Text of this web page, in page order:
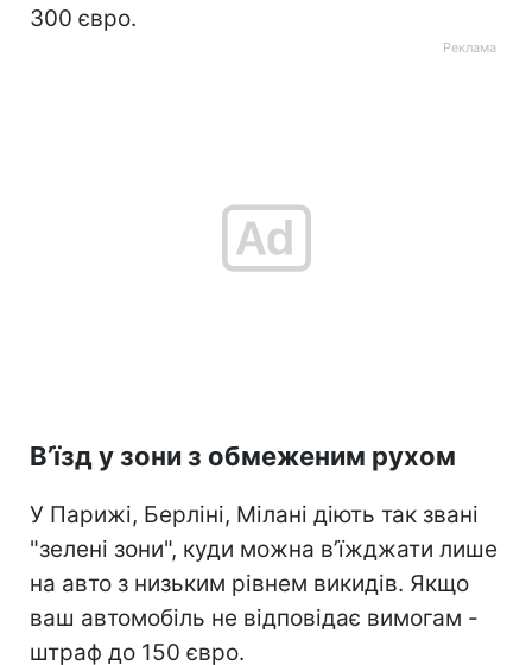
300 євро.
В’їзд у зони з обмеженим рухом
У Парижі, Берліні, Мілані діють так звані
"зелені зони", куди можна в’їжджати лише
на авто з низьким рівнем викидів. Якщо
ваш автомобіль не відповідає вимогам -
штраф до 150 євро.